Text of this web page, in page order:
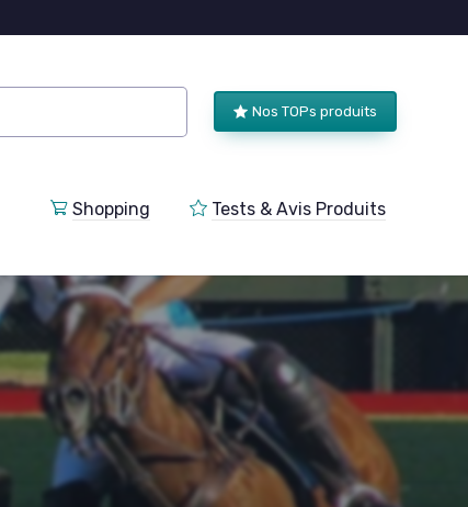
Nos TOPs produits
Shopping Tests & Avis Produits